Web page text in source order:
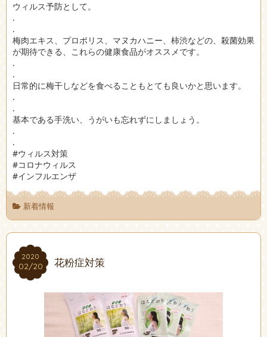
ウィルス予防として。
.
.
梅肉エキス、プロポリス、マヌカハニー、柿渋などの、殺菌効果
が期待できる、これらの健康食品がオススメです。
.
.
日常的に梅干しなどを食べることもとても良いかと思います。
.
.
基本である手洗い、うがいも忘れずにしましょう。
.
.
#ウィルス対策
#コロナウィルス
#インフルエンザ
新着情報
2020
02/20
2020
02/20 花粉症対策